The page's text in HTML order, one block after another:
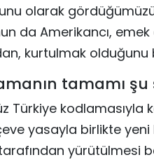
olarak
da Amerikancı,
kurtulmak
tamamı şu
Türkiye kodlamasıyla
yasayla birlikte
yürütülmesi